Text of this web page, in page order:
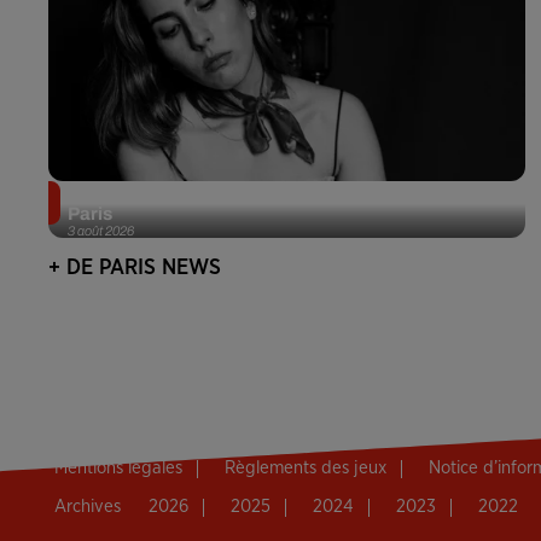
3 août 2026
Paris
+ DE PARIS NEWS
Mentions légales Règlements des jeux Notice
Archives 2026 2025 2024 2023 2022